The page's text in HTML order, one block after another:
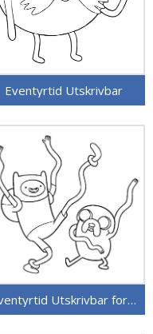
Eventyrtid Utskrivbar
Eventyrtid Utskrivbar for Barn